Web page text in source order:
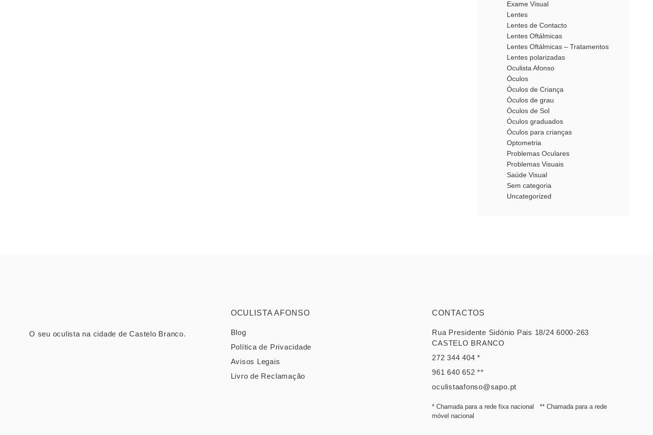
Exame Visual
Lentes
Lentes de Contacto
Lentes Oftálmicas
Lentes Oftálmicas – Tratamentos
Lentes polarizadas
Oculista Afonso
Óculos
Óculos de Criança
Óculos de grau
Óculos de Sol
Óculos graduados
Óculos para crianças
Optometria
Problemas Oculares
Problemas Visuais
Saúde Visual
Sem categoria
Uncategorized
O seu oculista na cidade de Castelo Branco.
OCULISTA AFONSO
Blog
Política de Privacidade
Avisos Legais
Livro de Reclamação
CONTACTOS
Rua Presidente Sidónio Pais 18/24 6000-263
CASTELO BRANCO
272 344 404 *
961 640 652 **
oculistaafonso@sapo.pt
* Chamada para a rede fixa nacional ** Chamada para a rede
móvel nacional